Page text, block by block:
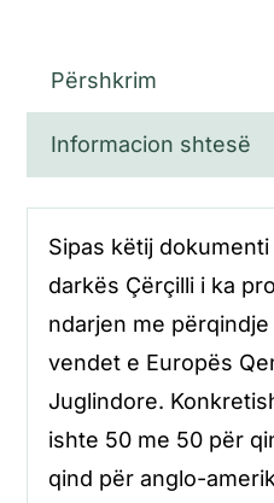
Përshkrim
Informacion shtesë
Sipas këtij
darkës Çërçilli i ka
ndarjen me
vendet e Europës
Juglindore.
ishte 50 me 50 për
qind për anglo-